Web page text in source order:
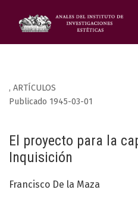
, ARTÍCULOS
El proyecto para la
Inquisición
Publicado 1945-03-01
Francisco De la Maza